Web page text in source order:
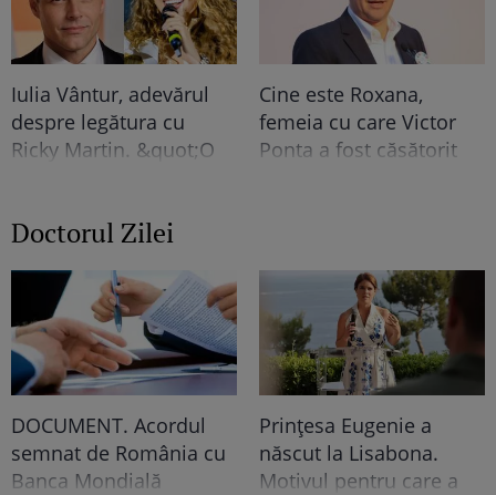
Iulia Vântur, adevărul
despre legătura cu
Ricky Martin. &quot;O
Cine este Roxana,
femeia cu care Victor
Ponta a fost căsătorit
Doctorul Zilei
DOCUMENT. Acordul
semnat de România cu
Banca Mondială
Prințesa Eugenie a
născut la Lisabona.
Motivul pentru care a